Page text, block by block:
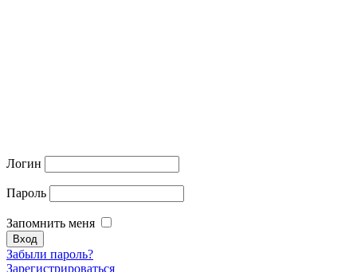
Логин
Пароль
Запомнить меня
Забыли пароль?
Зарегистрироваться